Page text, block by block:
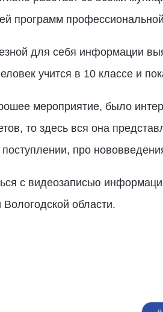
программ
для себя информации
учится в 10 классе и
мероприятие, было
то здесь вся она
поступлении, про
с видеозаписью
области.